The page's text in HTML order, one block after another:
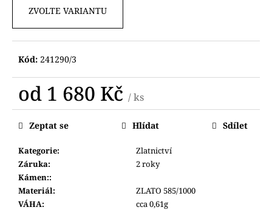
ZVOLTE VARIANTU
Kód: 241290/3
od 1 680 Kč / ks
Měrná
Kategorie:
Zlatnictví
Záruka:
2 roky
Kámen::
Materiál:
ZLATO 585/1000
VÁHA:
cca 0,61g
Zeptat se Hlídat Sdílet
č
u
HODINKY
PRIM
W01P.13157.H
200
Kč